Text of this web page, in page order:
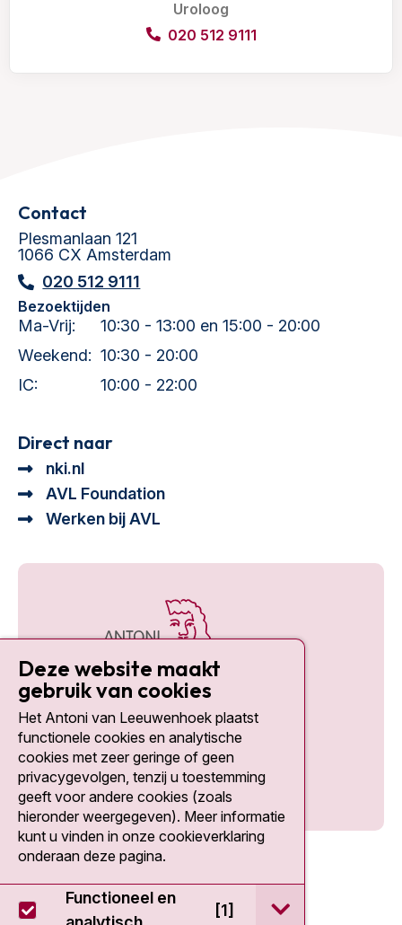
Uroloog
020 512 9111
Contact
Plesmanlaan 121
1066 CX Amsterdam
020 512 9111
Bezoektijden
Ma-Vrij:
10:30 - 13:00 en 15:00 - 20:00
Weekend: 10:30 - 20:00
IC:
10:00 - 22:00
Direct naar
nki.nl
AVL Foundation
Werken bij AVL
Social media
Deze website maakt
gebruik van cookies
Het Antoni van Leeuwenhoek plaatst
functionele cookies en analytische
cookies met zeer geringe of geen
privacygevolgen, tenzij u toestemming
geeft voor andere cookies (zoals
hieronder weergegeven). Meer informatie
kunt u vinden in onze cookieverklaring
onderaan deze pagina.
Functioneel en
[1] open / sluit